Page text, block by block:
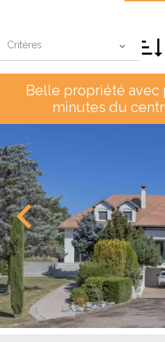
Critères
Belle propriété avec
minutes du